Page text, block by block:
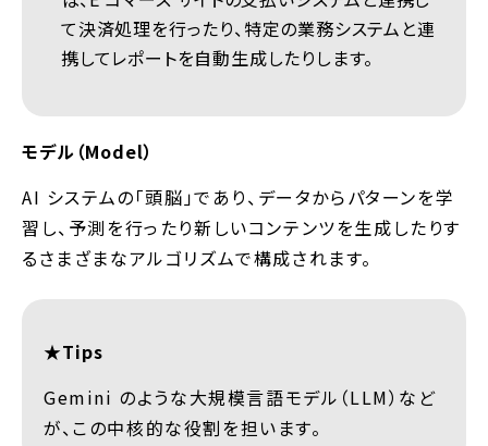
て決済処理を行ったり、特定の業務システムと連
携してレポートを自動生成したりします。
モデル（Model）
AI システムの「頭脳」であり、データからパターンを学
習し、予測を行ったり新しいコンテンツを生成したりす
るさまざまなアルゴリズムで構成されます。
★Tips
Gemini のような大規模言語モデル（LLM）など
が、この中核的な役割を担います。